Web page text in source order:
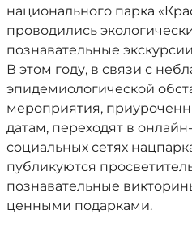
национального парка
проводились
познавательные
В этом году, в связи с
эпидемиологической
мероприятия,
датам, переходят в
социальных сетях
публикуются
познавательные
ценными подарками.